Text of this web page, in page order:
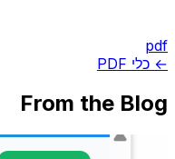
pdf
← כלי PDF
From the Blog